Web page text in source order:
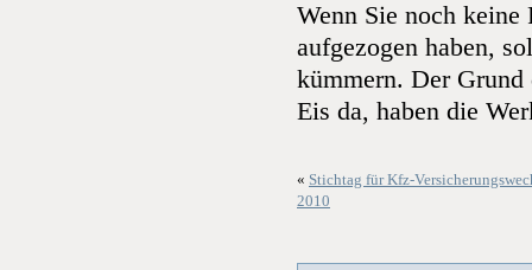
Wenn Sie noch
aufgezogen haben,
kümmern. Der
Eis da, haben die
« Stichtag für Kfz-
2010